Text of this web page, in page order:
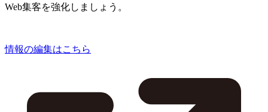
Web集客を強化しましょう。
情報の編集はこちら